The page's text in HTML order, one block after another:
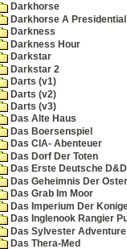
Darkhorse
Darkhorse A
Darkness
Darkness Hour
Darkstar
Darkstar 2
Darts (v1)
Darts (v2)
Darts (v3)
Das Alte Haus
Das Boersenspiel
Das CIA- Abenteuer
Das Dorf Der Toten
Das Erste Deutsche
Das Geheimnis Der
Das Grab Im Moor
Das Imperium Der
Das Inglenook Rangier
Das Sylvester Adventure
Das Thera-Med